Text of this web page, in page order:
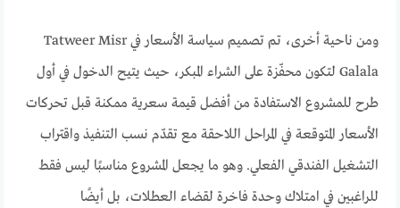
ومن ناحية أخرى، تم تصميم سياسة الأسعار في Tatweer Misr
Galala لتكون محفّزة على الشراء المبكر، حيث يتيح الدخول في أول
طرح للمشروع الاستفادة من أفضل قيمة سعرية ممكنة قبل تحركات
الأسعار المتوقعة في المراحل اللاحقة مع تقدّم نسب التنفيذ واقتراب
التشغيل الفندقي الفعلي. وهو ما يجعل المشروع مناسبًا ليس فقط
للراغبين في امتلاك وحدة فاخرة لقضاء العطلات، بل أيضًا